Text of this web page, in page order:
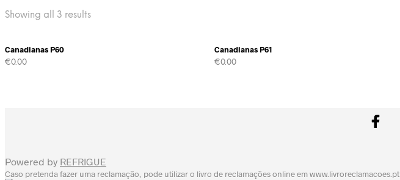
Showing all 3 results
Canadianas P60
€0.00
Canadianas P61
€0.00
Powered by REFRIGUE
Caso pretenda fazer uma reclamação, pode utilizar o livro de reclamações online emwww.livroreclamacoes.pt